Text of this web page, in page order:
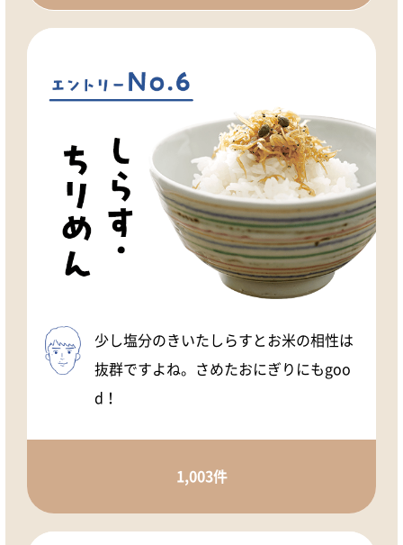
少し塩分のきいたしらすとお米の相性は
抜群ですよね。さめたおにぎりにもgoo
d！
1,003件